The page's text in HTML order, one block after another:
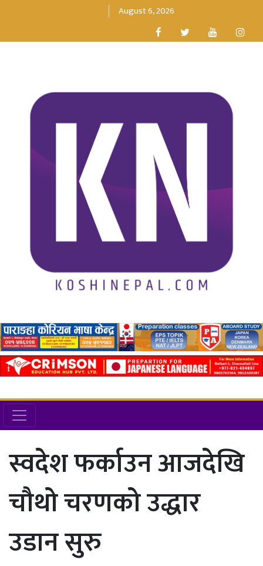
August 6, 2026
स्वदेश फर्काउन आजदेखि
चौथो चरणको उद्धार
उडान सुरु